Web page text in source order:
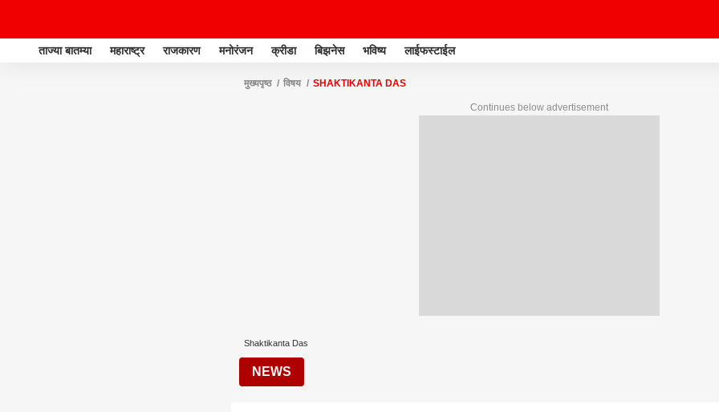
ताज्या बातम्या महाराष्ट्र राजकारण मनोरंजन क्रीडा बिझनेस भविष्य लाईफस्टाईल
मुख्यपृष्ठ विषय SHAKTIKANTA DAS
Continues below advertisement
Shaktikanta Das
NEWS